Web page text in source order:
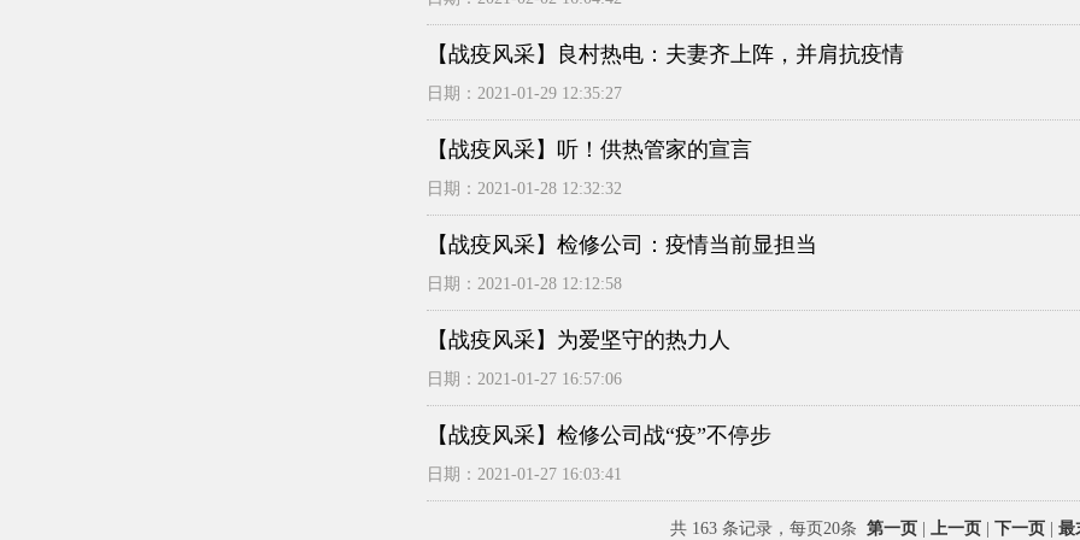
【战疫风采】良村热电：夫妻齐上阵，并肩抗疫情
日期：2021-01-29 12:35:27
【战疫风采】听！供热管家的宣言
日期：2021-01-28 12:32:32
【战疫风采】检修公司：疫情当前显担当
日期：2021-01-28 12:12:58
【战疫风采】为爱坚守的热力人
日期：2021-01-27 16:57:06
【战疫风采】检修公司战“疫”不停步
日期：2021-01-27 16:03:41
共 163 条记录，每页20条 第一页 上一页 下一页 最